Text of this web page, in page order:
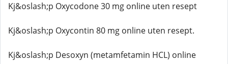
Kj&oslash;p Oxycodone 30 mg online uten resept
Kj&oslash;p Oxycontin 80 mg online uten resept.
Kj&oslash;p Desoxyn (metamfetamin HCL) online